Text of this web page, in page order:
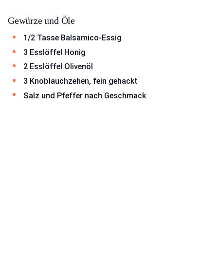
Gewürze und Öle
1/2 Tasse Balsamico-Essig
3 Esslöffel Honig
2 Esslöffel Olivenöl
3 Knoblauchzehen, fein gehackt
Salz und Pfeffer nach Geschmack